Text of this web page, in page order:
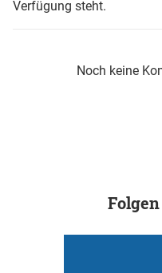
Verfügung steht.
Noch keine